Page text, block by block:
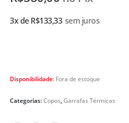
3x deR$133,33 sem juros
Disponibilidade: Fora de estoque
Categorias:Copos,Garrafas Térmicas